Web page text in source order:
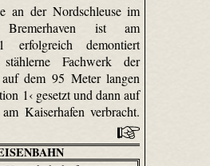
an der Nordschleuse im
Bremerhaven ist am
erfolgreich demontiert
Fachwerk der
dem 95 Meter langen
1‹ gesetzt und dann auf
Kaiserhafen verbracht.